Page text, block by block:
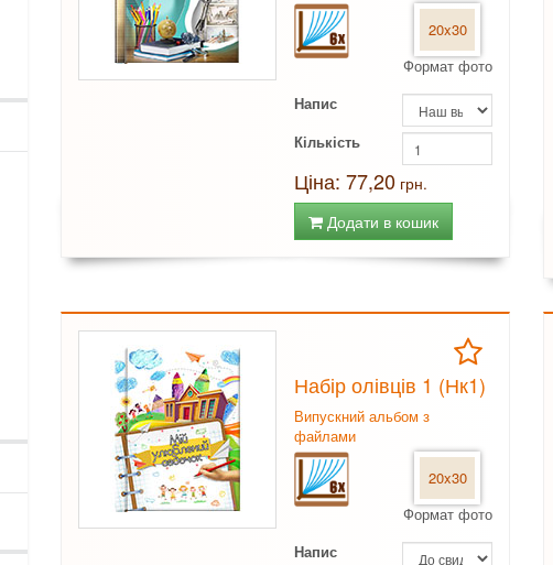
20x30
Формат фото
Напис
Кількість
Ціна: 77,20грн.
Додати в кошик
Набір олівців 1 (Нк1)
Випускний альбом з
файлами
20x30
Формат фото
Напис